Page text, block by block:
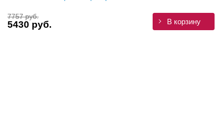
7757 руб.
5430 руб. В корзину